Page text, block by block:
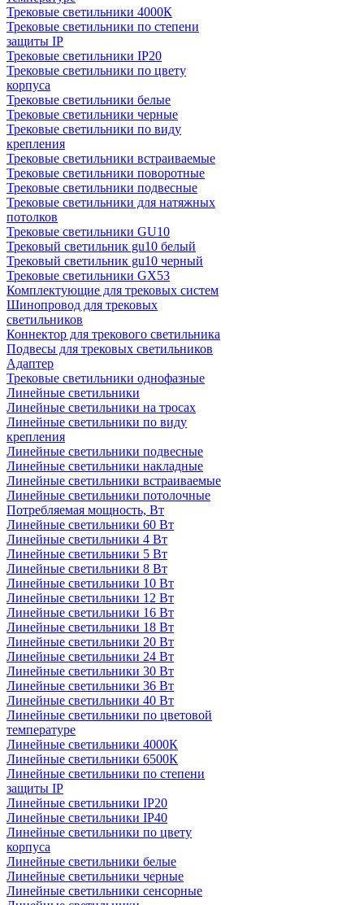
Трековые светильники 4000К
Трековые светильники по степени
защиты IP
Трековые светильники IP20
Трековые светильники по цвету
корпуса
Трековые светильники белые
Трековые светильники черные
Трековые светильники по виду
крепления
Трековые светильники встраиваемые
Трековые светильники поворотные
Трековые светильники подвесные
Трековые светильники для натяжных
потолков
Трековые светильники GU10
Трековый светильник gu10 белый
Трековый светильник gu10 черный
Трековые светильники GX53
Комплектующие для трековых систем
Шинопровод для трековых
светильников
Коннектор для трекового светильника
Подвесы для трековых светильников
Адаптер
Трековые светильники однофазные
Линейные светильники
Линейные светильники на тросах
Линейные светильники по виду
крепления
Линейные светильники подвесные
Линейные светильники накладные
Линейные светильники встраиваемые
Линейные светильники потолочные
Потребляемая мощность, Вт
Линейные светильники 60 Вт
Линейные светильники 4 Вт
Линейные светильники 5 Вт
Линейные светильники 8 Вт
Линейные светильники 10 Вт
Линейные светильники 12 Вт
Линейные светильники 16 Вт
Линейные светильники 18 Вт
Линейные светильники 20 Вт
Линейные светильники 24 Вт
Линейные светильники 30 Вт
Линейные светильники 36 Вт
Линейные светильники 40 Вт
Линейные светильники по цветовой
температуре
Линейные светильники 4000К
Линейные светильники 6500К
Линейные светильники по степени
защиты IP
Линейные светильники IP20
Линейные светильники IP40
Линейные светильники по цвету
корпуса
Линейные светильники белые
Линейные светильники черные
Линейные светильники сенсорные